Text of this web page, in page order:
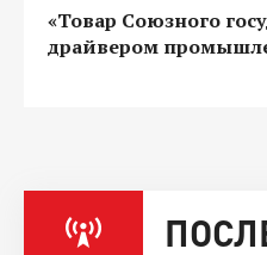
«Товар Союзного
драйвером